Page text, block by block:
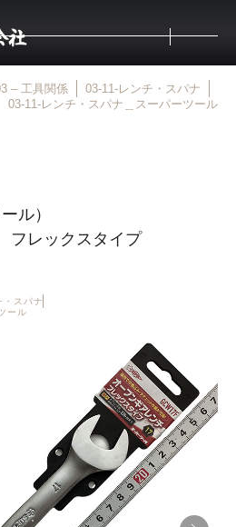
– 工具関係
03-11-レンチ・スパナ
03-11-レンチ・スパナ＿スーパーツール
ル）
レックスタイプ
スパナ
ール